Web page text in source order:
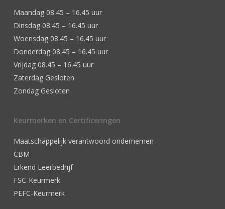
Maandag 08.45 – 16.45 uur
Dinsdag 08.45 – 16.45 uur
Woensdag 08.45 – 16.45 uur
Donderdag 08.45 – 16.45 uur
Vrijdag 08.45 – 16.45 uur
Zaterdag Gesloten
Zondag Gesloten
Keurmerken en Certificeringen
Maatschappelijk verantwoord ondernemen
CBM
Erkend Leerbedrijf
FSC-Keurmerk
PEFC-Keurmerk